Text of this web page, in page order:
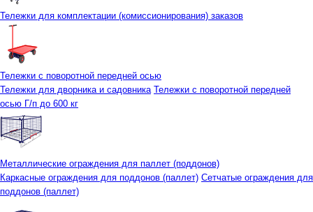
Тележки для комплектации (комиссионирования) заказов
Тележки с поворотной передней осью
Тележки для дворника и садовника Тележки с поворотной передней
осью Г/п до 600 кг
Металлические ограждения для паллет (поддонов)
Каркасные ограждения для поддонов (паллет) Сетчатые ограждения для
поддонов (паллет)